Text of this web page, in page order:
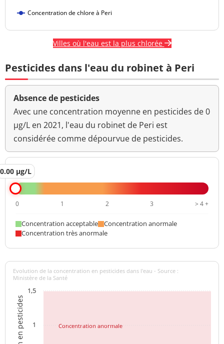
Concentration de chlore à Peri
Villes où l'eau est la plus chlorée
Pesticides dans l'eau du robinet à Peri
Absence de pesticides
Avec une concentration moyenne en pesticides de 0
µg/L en 2021, l'eau du robinet de Peri est
considérée comme dépourvue de pesticides.
0.00 µg/L
0 1 2 3 > 4 +
Concentration acceptable
Concentration anormale
Concentration très anormale
Concentration anormale
Evolution de la concentration en pesticides dans l'eau - Source :
Ministère de la Santé
1
1,5